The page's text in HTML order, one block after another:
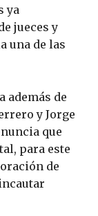
ya
jueces y
una de las
además de
y Jorge
que
para este
de